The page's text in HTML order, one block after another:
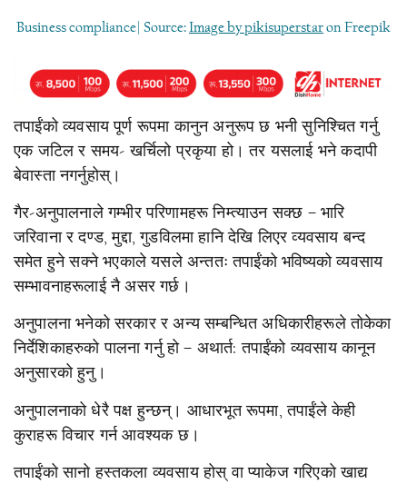
Business compliance| Source:Image by pikisuperstaron Freepik
तपाईंको व्यवसाय पूर्ण रूपमा कानुन अनुरूप छ भनी सुनिश्चित गर्नु
एक जटिल र समय- खर्चिलो प्रकृया हो। तर यसलाई भने कदापी
बेवास्ता नगर्नुहोस्।
गैर-अनुपालनाले गम्भीर परिणामहरू निम्त्याउन सक्छ – भारि
जरिवाना र दण्ड, मुद्दा, गुडविलमा हानि देखि लिएर व्यवसाय बन्द
समेत हुने सक्ने भएकाले यसले अन्ततः तपाईंको भविष्यको व्यवसाय
सम्भावनाहरूलाई नै असर गर्छ।
अनुपालना भनेको सरकार र अन्य सम्बन्धित अधिकारीहरूले तोकेका
निर्देशिकाहरुको पालना गर्नु हो – अथार्त: तपाईंको व्यवसाय कानून
अनुसारको हुनु।
अनुपालनाको धेरै पक्ष हुन्छन्। आधारभूत रूपमा, तपाईंले केही
कुराहरू विचार गर्न आवश्यक छ।
तपाईंको सानो हस्तकला व्यवसाय होस् वा प्याकेज गरिएको खाद्य